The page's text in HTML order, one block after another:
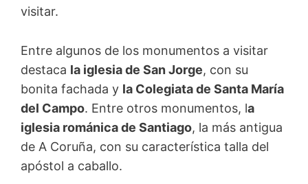
visitar.
Entre algunos de los monumentos a visitar
destaca la iglesia de San Jorge, con su
bonita fachada y la Colegiata de Santa María
del Campo. Entre otros monumentos, la
iglesia románica de Santiago, la más antigua
de A Coruña, con su característica talla del
apóstol a caballo.